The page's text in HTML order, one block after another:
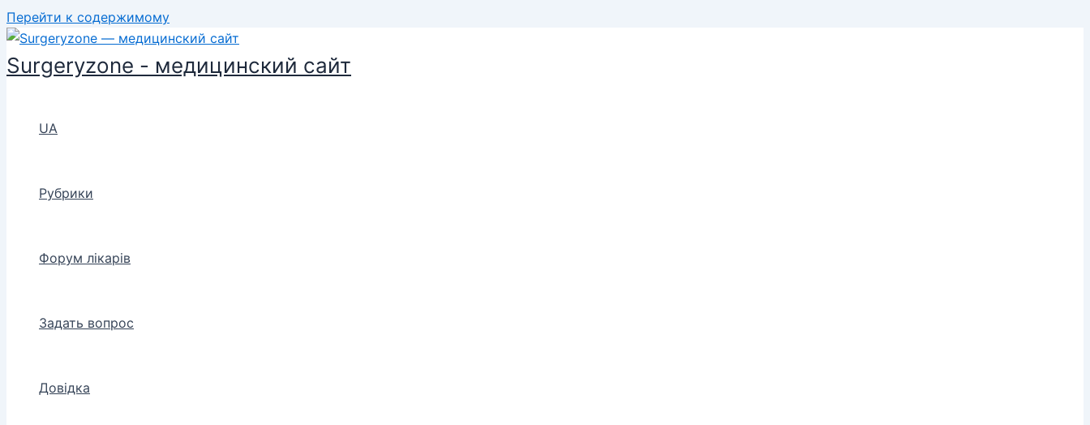
Перейти к содержимому
Surgeryzone - медицинский сайт
UA
Рубрики
Форум лікарів
Задать вопрос
Довідка